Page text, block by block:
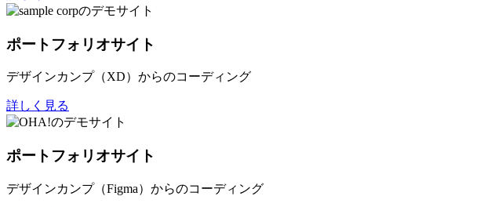
ポートフォリオサイト
デザインカンプ（XD）からのコーディング
詳しく見る
ポートフォリオサイト
デザインカンプ（Figma）からのコーディング